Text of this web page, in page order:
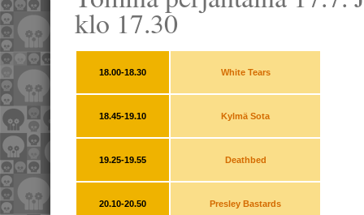
klo 17.30
18.00-18.30 White Tears
18.45-19.10 Kylmä Sota
19.25-19.55 Deathbed
20.10-20.50 Presley Bastards